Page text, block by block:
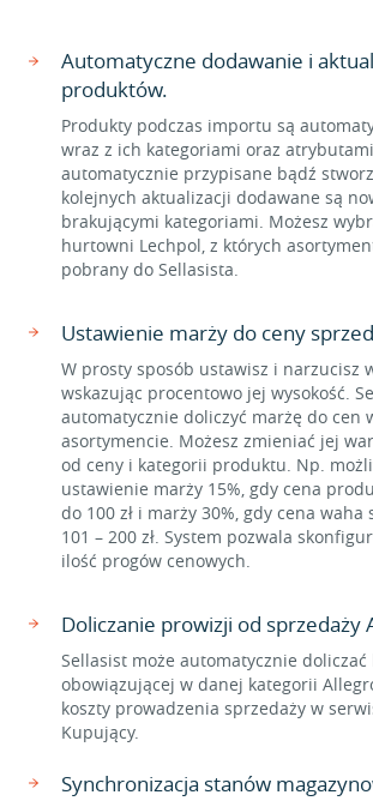
Automatyczne dodawanie i
produktów.
Produkty podczas importu są
wraz z ich kategoriami oraz
automatycznie przypisane bądź
kolejnych aktualizacji dodawane są
brakującymi kategoriami. Możesz
hurtowni Lechpol, z których
pobrany do Sellasista.
Ustawienie marży do ceny
W prosty sposób ustawisz i narzucisz
wskazując procentowo jej wysokość.
automatycznie doliczyć marżę do cen
asortymencie. Możesz zmieniać jej
od ceny i kategorii produktu. Np.
ustawienie marży 15%, gdy cena
do 100 zł i marży 30%, gdy cena
101 – 200 zł. System pozwala
ilość progów cenowych.
Doliczanie prowizji od sprzedaży
Sellasist może automatycznie
obowiązującej w danej kategorii
koszty prowadzenia sprzedaży w
Kupujący.
Synchronizacja stanów